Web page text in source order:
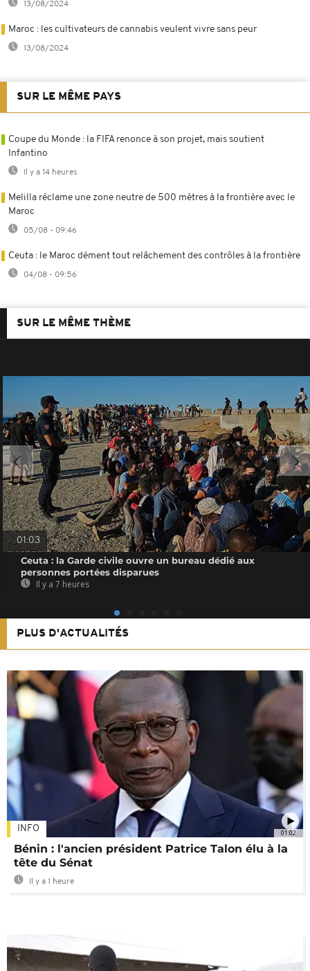
13/08/2024
Maroc : les cultivateurs de cannabis veulent vivre sans peur
13/08/2024
SUR LE MÊME PAYS
Coupe du Monde : la FIFA renonce à son projet, mais soutient
Infantino
Il y a 14 heures
Melilla réclame une zone neutre de 500 mètres à la frontière avec le
Maroc
05/08 - 09:46
Ceuta : le Maroc dément tout relâchement des contrôles à la frontière
04/08 - 09:56
SUR LE MÊME THÈME
01:03
Ceuta : la Garde civile ouvre un bureau dédié aux
personnes portées disparues
Il y a 7 heures
PLUS D'ACTUALITÉS
01:02
INFO
Bénin : l'ancien président Patrice Talon élu à la
tête du Sénat
Il y a 1 heure